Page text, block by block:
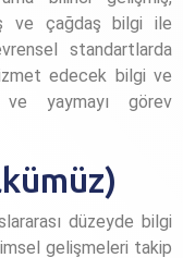
ve çağdaş bilgi ile
standartlarda
edecek bilgi ve
ve yaymayı görev
düzeyde bilgi
gelişmeleri takip